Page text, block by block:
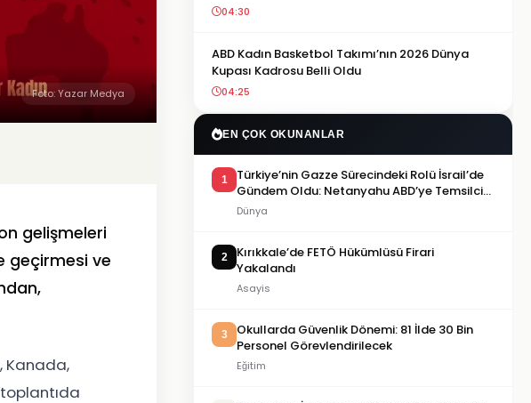
Foto: Yazar Medya
gelişmeleri
geçirmesi ve
Kanada,
04:30
ABD Kadın Basketbol Takımı’nın 2026 Dünya
Kupası Kadrosu Belli Oldu
04:25
EN ÇOK OKUNANLAR
1
Türkiye’nin Gazze Sürecindeki Rolü İsrail’de
Gündem Oldu: Netanyahu ABD’ye Temsilci
Gönderdi
Dünya
2
Kırıkkale’de FETÖ Hükümlüsü Firari
Yakalandı
Asayis
3
Okullarda Güvenlik Dönemi: 81 İlde 30 Bin
Personel Görevlendirilecek
Eğitim